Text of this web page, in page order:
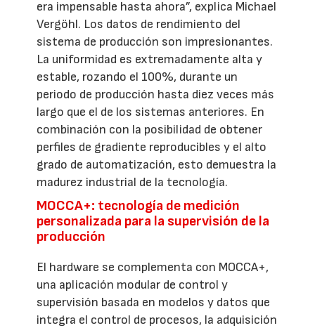
era impensable hasta ahora”, explica Michael
Vergöhl. Los datos de rendimiento del
sistema de producción son impresionantes.
La uniformidad es extremadamente alta y
estable, rozando el 100%, durante un
periodo de producción hasta diez veces más
largo que el de los sistemas anteriores. En
combinación con la posibilidad de obtener
perfiles de gradiente reproducibles y el alto
grado de automatización, esto demuestra la
madurez industrial de la tecnología.
MOCCA+: tecnología de medición
personalizada para la supervisión de la
producción
El hardware se complementa con MOCCA+,
una aplicación modular de control y
supervisión basada en modelos y datos que
integra el control de procesos, la adquisición